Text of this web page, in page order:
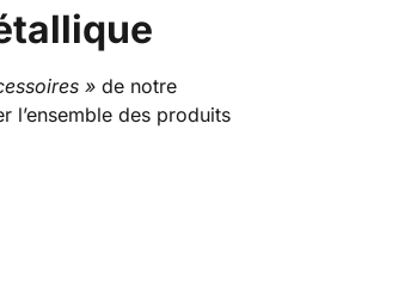
» de notre
l’ensemble des produits